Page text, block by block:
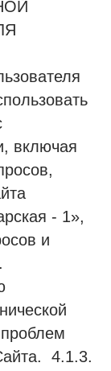
включая
- 1»,
и
4.1.3.